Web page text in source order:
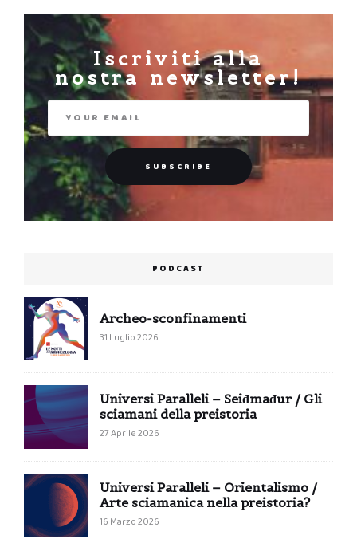
Iscriviti alla
nostra newsletter!
PODCAST
Archeo-sconfinamenti
31 Luglio 2026
Universi Paralleli – Seiđmađur / Gli
sciamani della preistoria
27 Aprile 2026
Universi Paralleli – Orientalismo /
Arte sciamanica nella preistoria?
16 Marzo 2026